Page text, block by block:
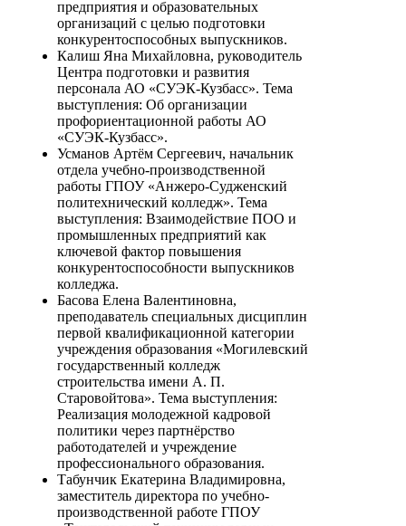
предприятия и образовательных
организаций с целью подготовки
конкурентоспособных выпускников.
Калиш Яна Михайловна, руководитель
Центра подготовки и развития
персонала АО «СУЭК-Кузбасс». Тема
выступления: Об организации
профориентационной работы АО
«СУЭК-Кузбасс».
Усманов Артём Сергеевич, начальник
отдела учебно-производственной
работы ГПОУ «Анжеро-Судженский
политехнический колледж». Тема
выступления: Взаимодействие ПОО и
промышленных предприятий как
ключевой фактор повышения
конкурентоспособности выпускников
колледжа.
Басова Елена Валентиновна,
преподаватель специальных дисциплин
первой квалификационной категории
учреждения образования «Могилевский
государственный колледж
строительства имени А. П.
Старовойтова». Тема выступления:
Реализация молодежной кадровой
политики через партнёрство
работодателей и учреждение
профессионального образования.
Табунчик Екатерина Владимировна,
заместитель директора по учебно-
производственной работе ГПОУ